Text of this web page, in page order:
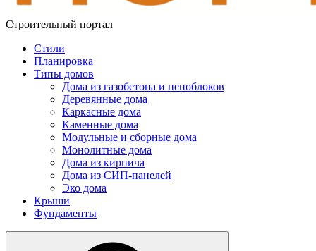
Строительный портал
Стили
Планировка
Типы домов
Дома из газобетона и пеноблоков
Деревянные дома
Каркасные дома
Каменные дома
Модульные и сборные дома
Монолитные дома
Дома из кирпича
Дома из СИП-панелей
Эко дома
Крыши
Фундаменты